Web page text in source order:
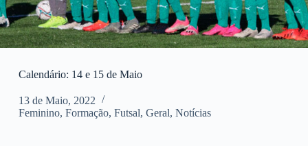
Calendário: 14 e 15 de Maio
13 de Maio, 2022
Feminino, Formação, Futsal, Geral, Notícias